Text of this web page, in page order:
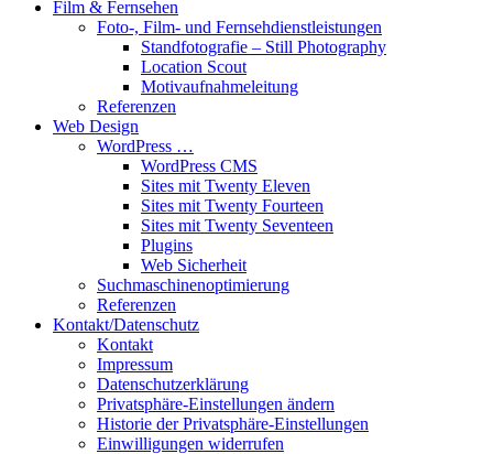
Film & Fernsehen
Foto-, Film- und Fernsehdienstleistungen
Standfotografie – Still Photography
Location Scout
Motivaufnahmeleitung
Referenzen
Web Design
WordPress …
WordPress CMS
Sites mit Twenty Eleven
Sites mit Twenty Fourteen
Sites mit Twenty Seventeen
Plugins
Web Sicherheit
Suchmaschinenoptimierung
Referenzen
Kontakt/Datenschutz
Kontakt
Impressum
Datenschutzerklärung
Privatsphäre-Einstellungen ändern
Historie der Privatsphäre-Einstellungen
Einwilligungen widerrufen